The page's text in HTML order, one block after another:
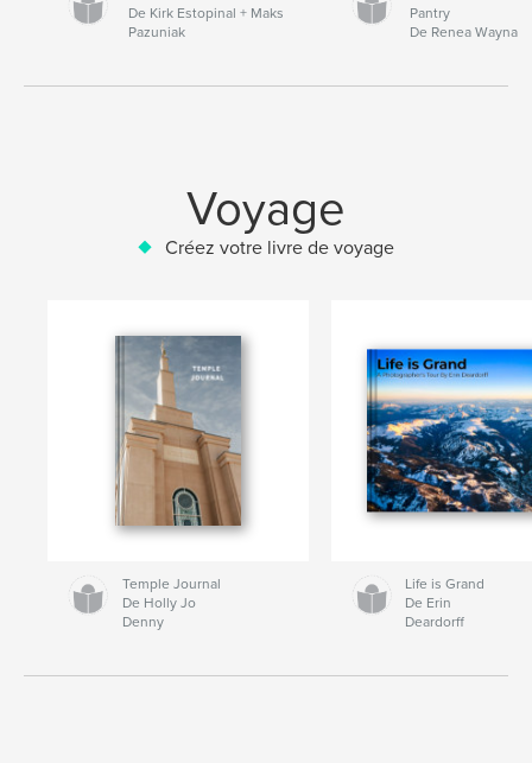
De Kirk Estopinal + Maks
Pazuniak
Pantry
De Renea Wayna
Voyage
Créez votre livre de voyage
Temple Journal
De Holly Jo
Denny
Life is Grand
De Erin
Deardorff